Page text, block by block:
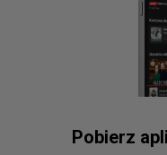
Pobierz